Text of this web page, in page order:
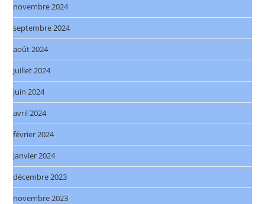
novembre 2024
septembre 2024
août 2024
juillet 2024
juin 2024
avril 2024
février 2024
janvier 2024
décembre 2023
novembre 2023